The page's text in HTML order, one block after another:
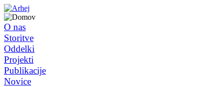
O nas
Storitve
Oddelki
Projekti
Publikacije
Novice